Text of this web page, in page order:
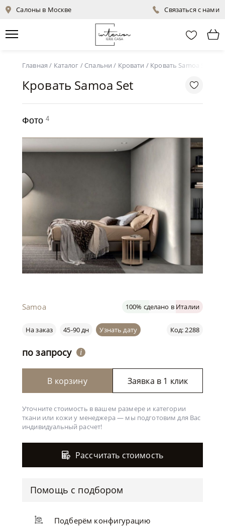
Салоны в Москве Связаться с нами
Главная / Каталог / Спальни / Кровати / Кровать Samoa Set
Кровать Samoa Set
Фото 4
Samoa 100% сделано в Италии
Код: 2288
На заказ 45-90 дн Узнать дату
по запросу i
В корзину Заявка в 1 клик
Уточните стоимость в вашем размере и категории
ткани или кожи у менеджера — мы подготовим для Вас
индивидуальный расчет!
Рассчитать стоимость
Помощь с подбором
Подберём конфигурацию